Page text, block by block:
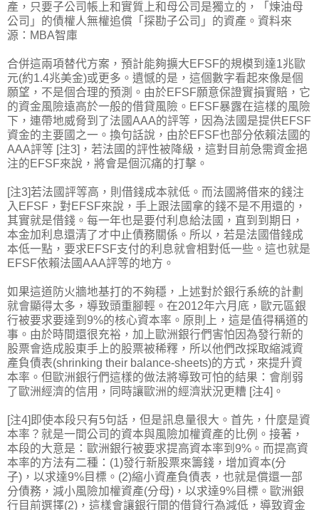
產，只要子公司帳上和實質上和母公司是獨立的，「煉油母
公司」的債權人無權追償「探勘子公司」的資產。資料來
源：MBA智庫
合併這兩項替代方案，預計能夠擴大EFSF的規模到達1兆歐
元(約1.4兆美金)或更多。遺憾的是，這個數字看起來像是個
願望，不是個合理的預測。由於EFSF願意保證實損實賠，它
的資金風險遠高於一般的借貸風險。EFSF暴露在這樣的風險
下，連帶地威脅到了法國AAA的評等，因為法國是提供EFSF
資金的主要國之一。換句話說，由於EFSF也部分依賴法國的
AAA評等 [注3]，若法國的評性被降級，這對目前急需資金挹
注的EFSF來說，將會是個沉痛的打擊。
[注3]若法國評等高，則借錢成本就低。而法國將借來的錢注
入EFSF，對EFSF來說，手上跟法國拿的錢不是不用還的，
其實就是借錢。每一年也是要付利息給法國，直到到期日，
本金加利息還清了才中止債務關係。所以，若是法國借錢成
本低一點，要求EFSF支付的利息就會相對低一些。這也就是
EFSF依賴法國AAA評等的地方。
如果這道防火牆地基打的不夠穩，上述對於銀行系統的計劃
就會顯得太多，導致頭重腳輕。在2012年六月底，歐元區銀
行被要求要達到9%的核心資本率。原則上，這是值得稱道的
事。由於時間還很充裕，加上歐洲銀行們害怕因為發行新的
股票會造成股東手上的股票被稀釋，所以他們改採取縮減資
產負債表(shrinking their balance-sheets)的方式，來提升資
本率。但歐洲銀行們這樣的做法將導致可怕的結果：會削弱
了歐洲經濟的信用，同時讓歐洲的經濟狀況更糟 [注4]。
[注4]即使本段只有5句話，但是訊息量很大。首先，什麼是資
本率？就是一間公司的資本與風險加權資產的比例。接著，
本段的大意是：歐洲銀行被要求提高資本率到9%。而提高資
本率的方法有二種：(1)發行新股票來籌錢，增加資本(分
子)，以求達9%目標。(2)縮小資產負債表，也就是償還一部
分債務，減小風險加權資產(分母)，以求達9%目標。歐洲銀
行目前選擇(2)，這樣會讓銀行間的借貸行為減低，導致資金